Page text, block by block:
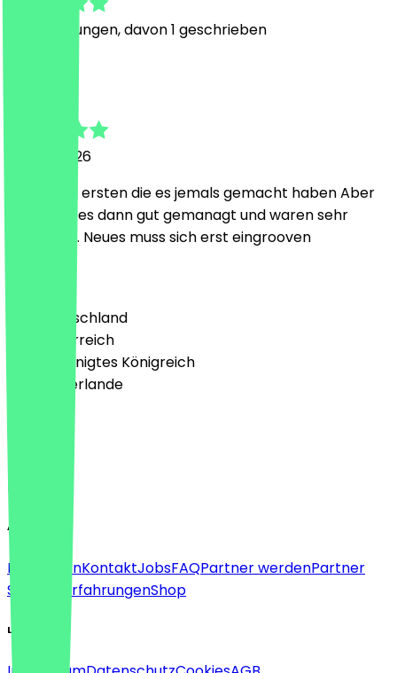
Bewertungen, davon 1 geschrieben
30. Mai 2026
Waren die ersten die es jemals gemacht haben Aber
sie haben es dann gut gemanagt und waren sehr
freundlich. Neues muss sich erst eingrooven
🇩🇪 Deutschland
🇦🇹 Österreich
🇬🇧 Vereinigtes Königreich
🇳🇱 Niederlande
Deutsch
English
About
Für FirmenKontaktJobsFAQPartner werdenPartner
Support
ErfahrungenShop
Legal